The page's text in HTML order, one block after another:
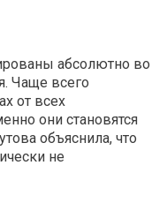
абсолютно во
Чаще всего
от всех
они становятся
объяснила, что
не